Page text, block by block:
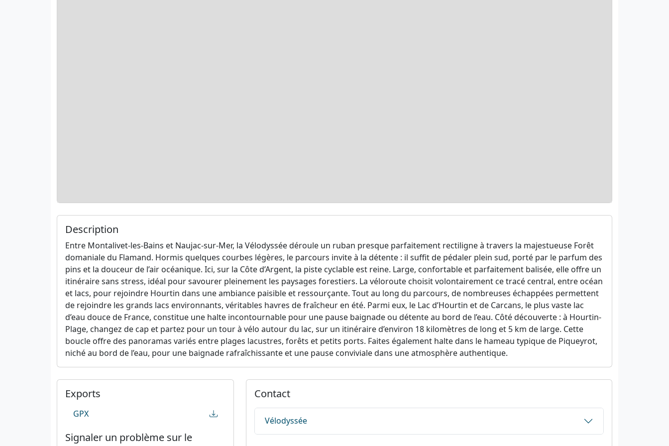
Description
Entre Montalivet-les-Bains et Naujac-sur-Mer, la Vélodyssée déroule un ruban presque parfaitement rectiligne à travers la majestueuse Forêt
domaniale du Flamand. Hormis quelques courbes légères, le parcours invite à la détente : il suffit de pédaler plein sud, porté par le parfum des
pins et la douceur de l’air océanique. Ici, sur la Côte d’Argent, la piste cyclable est reine. Large, confortable et parfaitement balisée, elle offre un
itinéraire sans stress, idéal pour savourer pleinement les paysages forestiers. La véloroute choisit volontairement ce tracé central, entre océan
et lacs, pour rejoindre Hourtin dans une ambiance paisible et ressourçante. Tout au long du parcours, de nombreuses échappées permettent
de rejoindre les grands lacs environnants, véritables havres de fraîcheur en été. Parmi eux, le Lac d’Hourtin et de Carcans, le plus vaste lac
d’eau douce de France, constitue une halte incontournable pour une pause baignade ou détente au bord de l’eau. Côté découverte : à Hourtin-
Plage, changez de cap et partez pour un tour à vélo autour du lac, sur un itinéraire d’environ 18 kilomètres de long et 5 km de large. Cette
boucle offre des panoramas variés entre plages lacustres, forêts et petits ports. Faites également halte dans le hameau typique de Piqueyrot,
niché au bord de l’eau, pour une baignade rafraîchissante et une pause conviviale dans une atmosphère authentique.
Exports
GPX
Signaler un problème sur le
Contact
Vélodyssée